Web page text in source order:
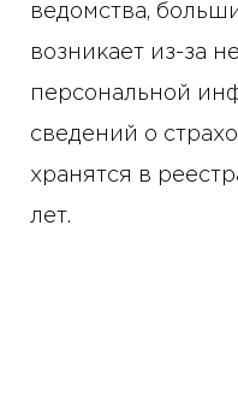
ведомства,
возникает из-за
персональной
сведений о
хранятся в
лет.